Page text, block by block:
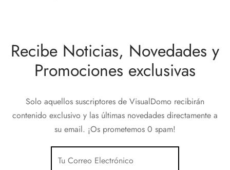
Recibe Noticias, Novedades y
Promociones exclusivas
Solo aquellos suscriptores de VisualDomo recibirán
contenido exclusivo y las últimas novedades directamente a
su email. ¡Os prometemos 0 spam!